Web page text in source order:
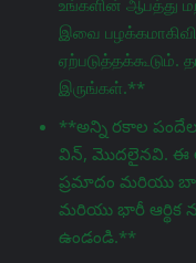
உங்களின் ஆபத்து
இவை
ஏற்படுத்தக்கூடும்.
இருங்கள்.**
**అన్ని రకాల
విన్, మొదలైనవి. ఈ
ప్రమాదం మరియు
మరియు భారీ ఆర్థిక
ఉండండి.**